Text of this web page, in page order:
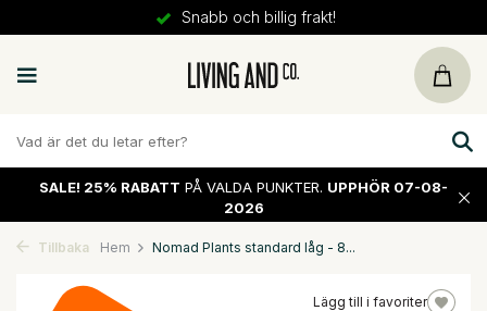
Snabb och billig frakt!
SALE! 25% RABATT PÅ VALDA PUNKTER. UPPHÖR 07-08-
2026
Tillbaka Hem Nomad Plants standard låg - 8...
Lägg till i favoriter